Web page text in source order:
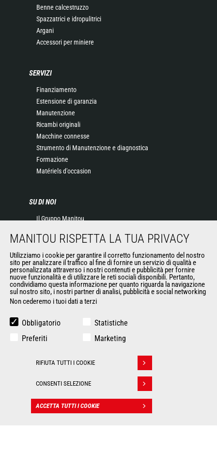
Benne calcestruzzo
Spazzatrici e idropulitrici
Argani
Accessori per miniere
SERVIZI
Finanziamento
Estensione di garanzia
Manutenzione
Ricambi originali
Macchine connesse
Strumento di Manutenzione e diagnostica
Formazione
Matériels d'occasion
SU DI NOI
Il Gruppo Manitou
Informazioni legali
Eventi
News
Storia
General Terms and Conditions of Sale
ALTRI SITI DEL GRUPPO
Gruppo Manitou
L'usato di Manitou
Gehl
CONTATTO
MANITOU RISPETTA LA TUA PRIVACY
Utilizziamo i cookie per garantire il corretto funzionamento del nostro
sito per analizzare il traffico al fine di fornire un servizio di qualità e
personalizzata attraverso i nostri contenuti e pubblicità per fornire
nuove funzionalità e di utilizzare le reti sociali disponibili. Pertanto,
condividiamo questa informazione per quanto riguarda la navigazione
sul nostro sito, i nostri partner di analisi, pubblicità e social networking
Non cederemo i tuoi dati a terzi
Obbligatorio
Statistiche
Preferiti
Marketing
RIFIUTA TUTTI I COOKIE
CONSENTI SELEZIONE
ACCETTA TUTTI I COOKIE